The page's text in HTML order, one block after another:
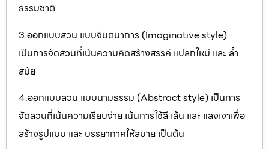
ธรรมชาติ
3.ออกแบบสวน แบบจินตนาการ (Imaginative style)
เป็นการจัดสวนที่เน้นความคิดสร้างสรรค์ แปลกใหม่ และ ล้ำ
สมัย
4.ออกแบบสวน แบบนามธรรม (Abstract style) เป็นการ
จัดสวนที่เน้นความเรียบง่าย เน้นการใช้สี เส้น และ แสงเงาเพื่อ
สร้างรูปแบบ และ บรรยากาศให้สบาย เป็นต้น